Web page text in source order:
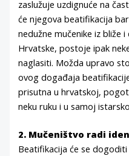
zaslužuje uzdignuće na
će njegova beatifikacija
nedužne mučenike iz bliže
Hrvatske, postoje ipak
naglasiti. Možda upravo
ovog događaja
prisutna u hrvatskoj,
neku ruku i u samoj
2. Mučeništvo radi
Beatifikacija će se